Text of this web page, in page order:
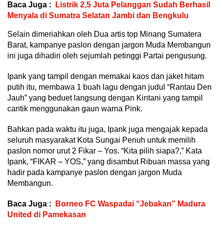
Baca Juga :
Listrik 2,5 Juta Pelanggan Sudah Berhasil
Menyala di Sumatra Selatan Jambi dan Bengkulu
Selain dimeriahkan oleh Dua artis top Minang Sumatera
Barat, kampanye paslon dengan jargon Muda Membangun
ini juga dihadiri oleh sejumlah petinggi Partai pengusung.
Ipank yang tampil dengan memakai kaos dan jaket hitam
putih itu, membawa 1 buah lagu dengan judul “Rantau Den
Jauh” yang beduet langsung dengan Kintani yang tampil
cantik menggunakan gaun warna Pink.
Bahkan pada waktu itu juga, Ipank juga mengajak kepada
seluruh masyarakat Kota Sungai Penuh untuk memilih
paslon nomor urut 2 Fikar – Yos. “Kita pilih siapa?,” Kata
Ipank, “FIKAR – YOS,” yang disambut Ribuan massa yang
hadir pada kampanye paslon dengan jargon Muda
Membangun.
Baca Juga :
Borneo FC Waspadai “Jebakan” Madura
United di Pamekasan